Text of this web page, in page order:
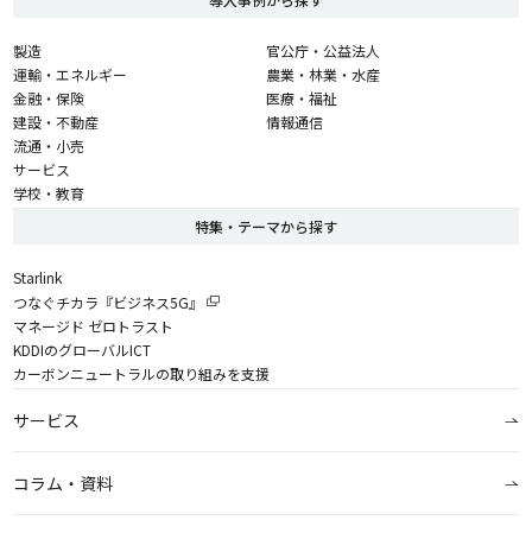
製造
運輸・エネルギー
金融・保険
建設・不動産
流通・小売
サービス
学校・教育
官公庁・公益法人
農業・林業・水産
医療・福祉
情報通信
特集・テーマから探す
Starlink
つなぐチカラ『ビジネス5G』
マネージド ゼロトラスト
KDDIのグローバルICT
カーボンニュートラルの取り組みを支援
サービス
コラム・資料